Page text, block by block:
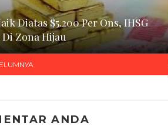
Diatas $5.200 Per Ons, IHSG
Zona Hijau
ANDA